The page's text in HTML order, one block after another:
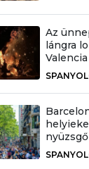
Az
lángra
Valencia